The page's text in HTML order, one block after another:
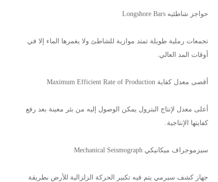
حواجز شاطئيه Longshore Bars
تجمعات رملية طويلة تمتد موازية للشاطئ ولا يغمرها الماء إلا في
أوقات المد العالي.
أقصى معدل كفاية Maximum Efficient Rate of Production
أعلى معدل لإنتاج البترول يمكن الوصول إليه من بئر معينة بعد رفع
كفايتها الإنتاجية.
سيزموجراف ميكانيكي Mechanical Seismograph
جهاز كشف سيرمي يتم فيه تكبير الحركة الزلزالية للأرض بطريقة